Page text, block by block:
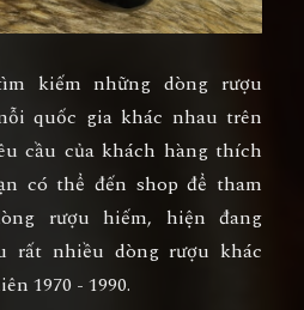
kiếm những dòng rượu
quốc gia khác nhau trên
cầu của khách hàng thích
có thể đến shop để tham
rượu hiếm, hiện đang
rất nhiều dòng rượu khác
1970 - 1990.